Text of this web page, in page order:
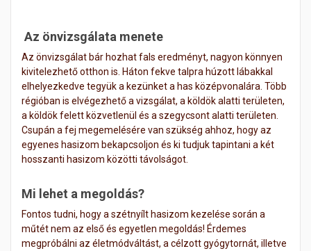
Az önvizsgálata menete
Az önvizsgálat bár hozhat fals eredményt, nagyon könnyen
kivitelezhető otthon is. Háton fekve talpra húzott lábakkal
elhelyezkedve tegyük a kezünket a has középvonalára. Több
régióban is elvégezhető a vizsgálat, a köldök alatti területen,
a köldök felett közvetlenül és a szegycsont alatti területen.
Csupán a fej megemelésére van szükség ahhoz, hogy az
egyenes hasizom bekapcsoljon és ki tudjuk tapintani a két
hosszanti hasizom közötti távolságot.
Mi lehet a megoldás?
Fontos tudni, hogy a szétnyílt hasizom kezelése során a
műtét nem az első és egyetlen megoldás! Érdemes
megpróbálni az életmódváltást, a célzott gyógytornát, illetve